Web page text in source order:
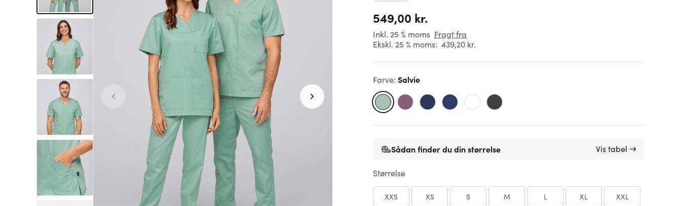
549,00 kr.
Inkl. 25 % moms Fragt fra
Ekskl. 25 % moms: 439,20 kr.
Farve: Salvie
Sådan finder du din størrelse Vis tabel →
Størrelse
XXS XS S M L XL XXL